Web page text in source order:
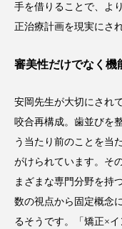
手を借りることで、よ
正治療計画を現実にさ
審美性だけでなく機
安岡先生が大切にされ
咬合再構成。歯並びを
う当たり前のことを当
がけられています。そ
まざまな専門分野を持
数の視点から固定概念
るそうです。「矯正×